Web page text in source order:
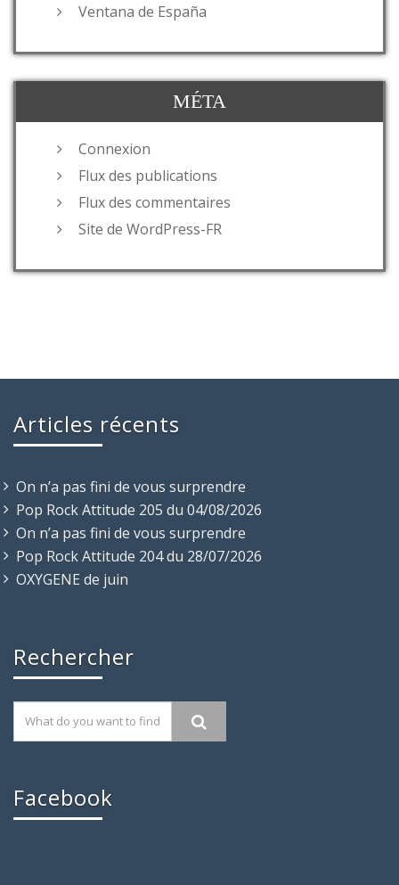
Ventana de España
MÉTA
Connexion
Flux des publications
Flux des commentaires
Site de WordPress-FR
Articles récents
On n’a pas fini de vous surprendre
Pop Rock Attitude 205 du 04/08/2026
On n’a pas fini de vous surprendre
Pop Rock Attitude 204 du 28/07/2026
OXYGENE de juin
Rechercher
Facebook